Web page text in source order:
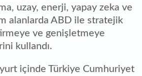
uzay, enerji, yapay zeka ve
alanlarda ABD ile stratejik
ve genişletmeye
kullandı.
içinde Türkiye Cumhuriyet